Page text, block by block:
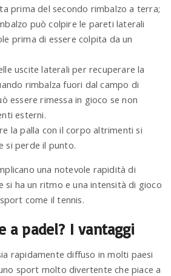
prima del secondo rimbalzo a terra;
può colpire le pareti laterali
prima di essere colpita da un
uscite laterali per recuperare la
rimbalza fuori dal campo di
essere rimessa in gioco se non
esterni.
la palla con il corpo altrimenti si
si perde il punto.
una notevole rapidità di
si ha un ritmo e una intensità di gioco
come il tennis.
a padel? I vantaggi
rapidamente diffuso in molti paesi
sport molto divertente che piace a